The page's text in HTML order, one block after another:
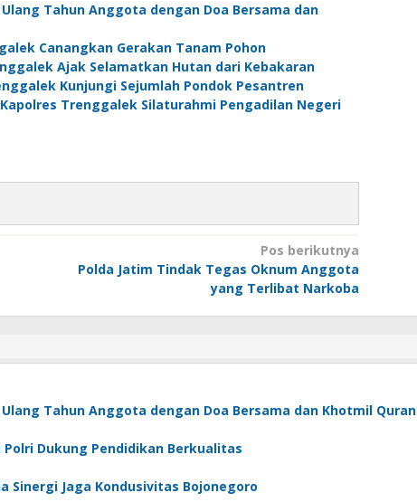
Tahun Anggota dengan Doa Bersama dan
Canangkan Gerakan Tanam Pohon
Ajak Selamatkan Hutan dari Kebakaran
Kunjungi Sejumlah Pondok Pesantren
Trenggalek Silaturahmi Pengadilan Negeri
Pos berikutnya
Polda Jatim Tindak Tegas Oknum Anggota
yang Terlibat Narkoba
Tahun Anggota dengan Doa Bersama dan Khotmil Quran
Dukung Pendidikan Berkualitas
Sinergi Jaga Kondusivitas Bojonegoro